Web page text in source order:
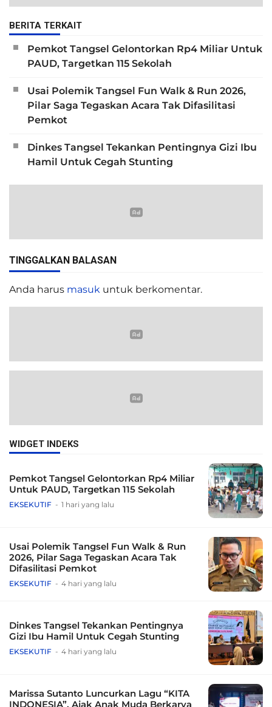
BERITA TERKAIT
Pemkot Tangsel Gelontorkan Rp4 Miliar Untuk
PAUD, Targetkan 115 Sekolah
Usai Polemik Tangsel Fun Walk & Run 2026,
Pilar Saga Tegaskan Acara Tak Difasilitasi
Pemkot
Dinkes Tangsel Tekankan Pentingnya Gizi Ibu
Hamil Untuk Cegah Stunting
TINGGALKAN BALASAN
Anda harus masuk untuk berkomentar.
WIDGET INDEKS
Pemkot Tangsel Gelontorkan Rp4 Miliar
Untuk PAUD, Targetkan 115 Sekolah
EKSEKUTIF 1 hari yang lalu
Usai Polemik Tangsel Fun Walk & Run
2026, Pilar Saga Tegaskan Acara Tak
Difasilitasi Pemkot
EKSEKUTIF 4 hari yang lalu
Dinkes Tangsel Tekankan Pentingnya
Gizi Ibu Hamil Untuk Cegah Stunting
EKSEKUTIF 4 hari yang lalu
Marissa Sutanto Luncurkan Lagu “KITA
INDONESIA”, Ajak Anak Muda Berkarya